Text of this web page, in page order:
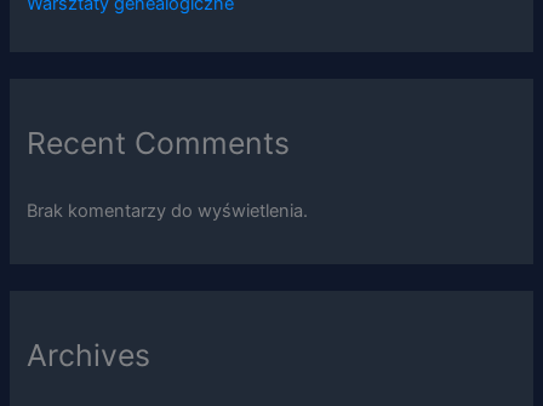
Recent Comments
Brak komentarzy do wyświetlenia.
Archives